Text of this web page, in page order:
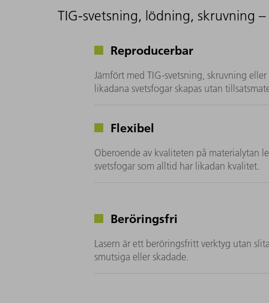
TIG-svetsning, lödning, skruvning
Reproducerbar
Jämfört med TIG-svetsning, skruvning
likadana svetsfogar skapas utan
Flexibel
Oberoende av kvaliteten på materialytan
svetsfogar som alltid har likadan kvalitet.
Beröringsfri
Lasern är ett beröringsfritt verktyg utan
smutsiga eller skadade.